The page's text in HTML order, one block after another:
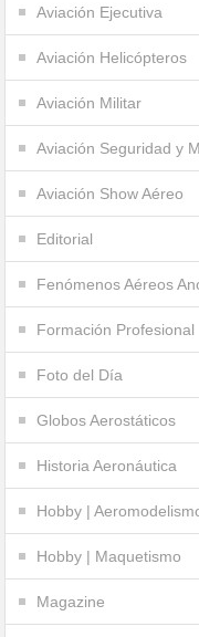
Aviación Ejecutiva
Aviación Helicópteros
Aviación Militar
Aviación Seguridad y
Aviación Show Aéreo
Editorial
Fenómenos Aéreos
Formación Profesional
Foto del Día
Globos Aerostáticos
Historia Aeronáutica
Hobby |
Hobby | Maquetismo
Magazine